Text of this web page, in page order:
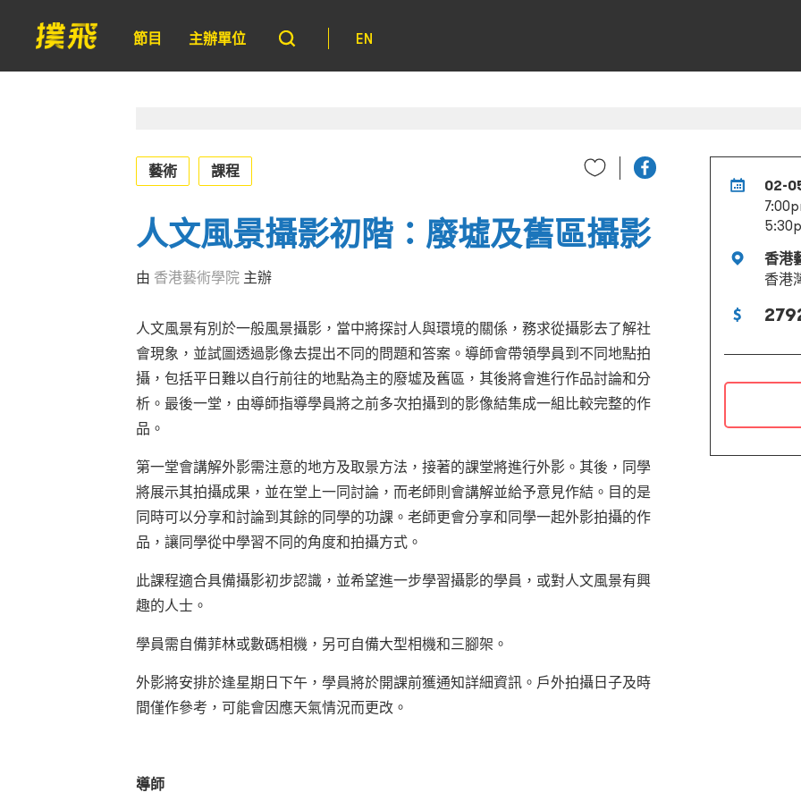
節目 主辦單位 EN
02-
香港
香港
藝術 課程
人文風景攝影初階：廢墟及舊區攝影
由 香港藝術學院 主辦
人文風景有別於一般風景攝影，當中將探討人與環境的關係，務求從攝影去了解社
會現象，並試圖透過影像去提出不同的問題和答案。導師會帶領學員到不同地點拍
攝，包括平日難以自行前往的地點為主的廢墟及舊區，其後將會進行作品討論和分
析。最後一堂，由導師指導學員將之前多次拍攝到的影像結集成一組比較完整的作
品。
第一堂會講解外影需注意的地方及取景方法，接著的課堂將進行外影。其後，同學
將展示其拍攝成果，並在堂上一同討論，而老師則會講解並給予意見作結。目的是
同時可以分享和討論到其餘的同學的功課。老師更會分享和同學一起外影拍攝的作
品，讓同學從中學習不同的角度和拍攝方式。
此課程適合具備攝影初步認識，並希望進一步學習攝影的學員，或對人文風景有興
趣的人士。
學員需自備菲林或數碼相機，另可自備大型相機和三腳架。
外影將安排於逢星期日下午，學員將於開課前獲通知詳細資訊。戶外拍攝日子及時
間僅作參考，可能會因應天氣情況而更改。
導師